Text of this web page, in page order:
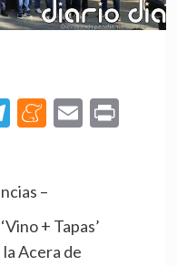
Telegram
Meneame
Email
–
Acera de